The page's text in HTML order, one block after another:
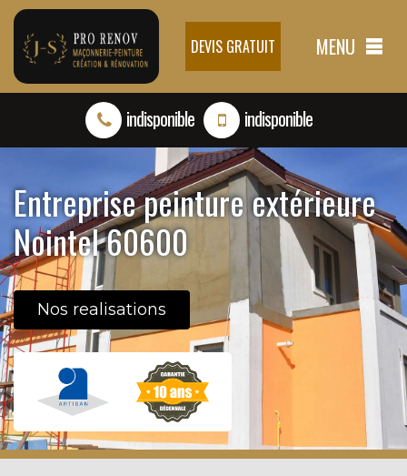
DEVIS GRATUIT MENU
indisponible indisponible
Entreprise peinture extérieure
Nointel 60600
Nos realisations